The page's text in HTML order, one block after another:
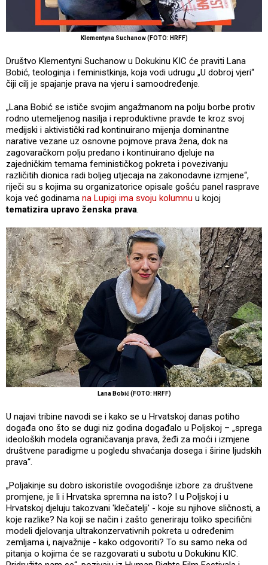
Klementyna Suchanow (FOTO: HRFF)
Društvo Klementyni Suchanow u Dokukinu KIC će praviti Lana
Bobić, teologinja i feministkinja, koja vodi udrugu „U dobroj vjeri“
čiji cilj je spajanje prava na vjeru i samoodređenje.
„Lana Bobić se ističe svojim angažmanom na polju borbe protiv
rodno utemeljenog nasilja i reproduktivne pravde te kroz svoj
medijski i aktivistički rad kontinuirano mijenja dominantne
narative vezane uz osnovne pojmove prava žena, dok na
zagovaračkom polju predano i kontinuirano djeluje na
zajedničkim temama feminističkog pokreta i povezivanju
različitih dionica radi boljeg utjecaja na zakonodavne izmjene“,
riječi su s kojima su organizatorice opisale gošću panel rasprave
koja već godinama na Lupigi ima svoju kolumnu u kojoj
tematizira upravo ženska prava.
Lana Bobić (FOTO: HRFF)
U najavi tribine navodi se i kako se u Hrvatskoj danas potiho
događa ono što se dugi niz godina događalo u Poljskoj – „sprega
ideoloških modela ograničavanja prava, žeđi za moći i izmjene
društvene paradigme u pogledu shvaćanja dosega i širine ljudskih
prava“.
„Poljakinje su dobro iskoristile ovogodišnje izbore za društvene
promjene, je li i Hrvatska spremna na isto? I u Poljskoj i u
Hrvatskoj djeluju takozvani 'klečatelji' - koje su njihove sličnosti, a
koje razlike? Na koji se način i zašto generiraju toliko specifični
modeli djelovanja ultrakonzervativnih pokreta u određenim
zemljama i, najvažnije - kako odgovoriti? To su samo neka od
pitanja o kojima će se razgovarati u subotu u Dokukinu KIC.